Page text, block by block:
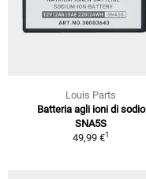
Louis Parts
Batteria agli ioni di sodio
SNA5S
49,99 €1